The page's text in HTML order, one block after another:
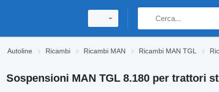
Autoline Ricambi Ricambi MAN Ricambi MAN TGL
Sospensioni MAN TGL 8.180 per trattori